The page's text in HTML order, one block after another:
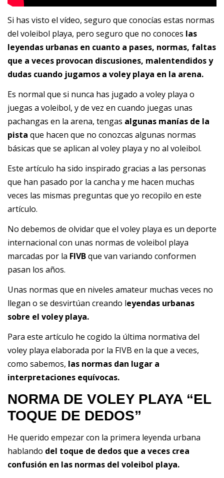
Si has visto el vídeo, seguro que conocías estas normas
del voleibol playa, pero seguro que no conoces las
leyendas urbanas en cuanto a pases, normas, faltas
que a veces provocan discusiones, malentendidos y
dudas cuando jugamos a voley playa en la arena.
Es normal que si nunca has jugado a voley playa o
juegas a voleibol, y de vez en cuando juegas unas
pachangas en la arena, tengas algunas manías de la
pista que hacen que no conozcas algunas normas
básicas que se aplican al voley playa y no al voleibol.
Este artículo ha sido inspirado gracias a las personas
que han pasado por la cancha y me hacen muchas
veces las mismas preguntas que yo recopilo en este
artículo.
No debemos de olvidar que el voley playa es un deporte
internacional con unas normas de voleibol playa
marcadas por la FIVBque van variando conformen
pasan los años.
Unas normas que en niveles amateur muchas veces no
llegan o se desvirtúan creando leyendas urbanas
sobre el voley playa.
Para este artículo he cogido la última normativa del
voley playa elaborada por la FIVB en la que a veces,
como sabemos, las normas dan lugar a
interpretaciones equívocas.
NORMA DE VOLEY PLAYA “EL
TOQUE DE DEDOS”
He querido empezar con la primera leyenda urbana
hablando del toque de dedos que a veces crea
confusión en las normas del voleibol playa.